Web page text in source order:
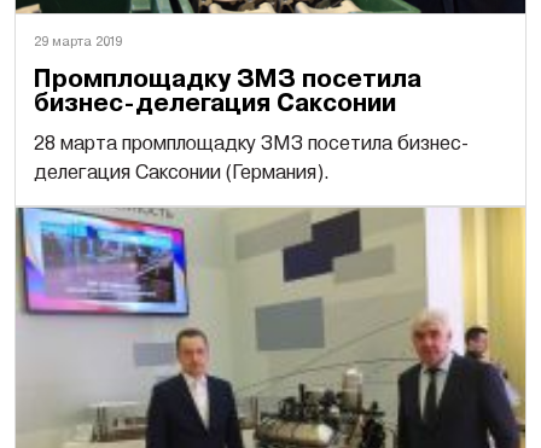
29 марта 2019
Промплощадку ЗМЗ посетила
бизнес-делегация Саксонии
28 марта промплощадку ЗМЗ посетила бизнес-
делегация Саксонии (Германия).